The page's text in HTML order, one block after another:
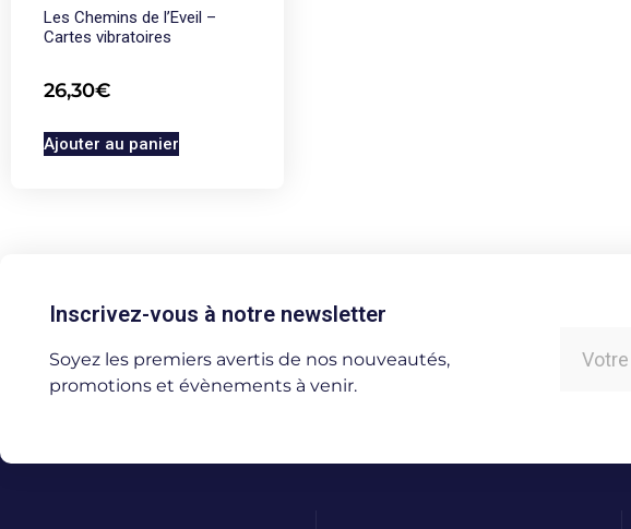
Les Chemins de l’Eveil –
Cartes vibratoires
26,30€
Ajouter au panier
Inscrivez-vous à notre newsletter
Soyez les premiers avertis de nos nouveautés,
promotions et évènements à venir.